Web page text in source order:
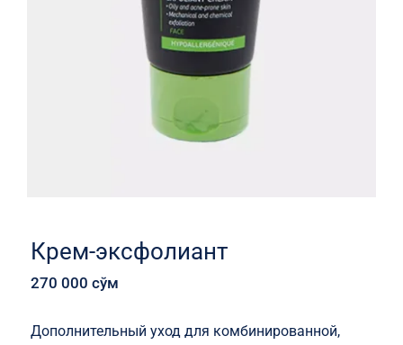
Крем-эксфолиант
270 000сўм
Дополнительный уход для комбинированной,